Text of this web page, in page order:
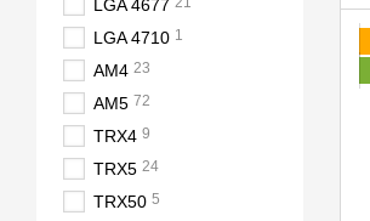
LGA 4677
LGA 4710 1
AM4 23
AM5 72
TRX4 9
TRX5 24
TRX50 5